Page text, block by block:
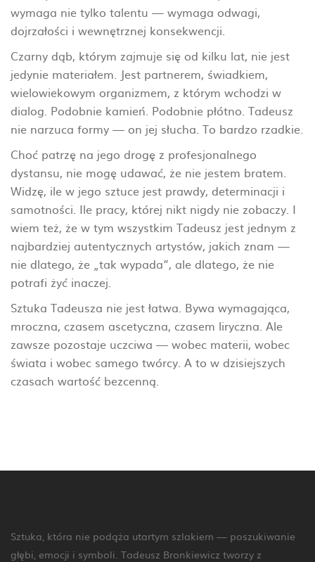
wymaga nie tylko talentu — wymaga odwagi,
dojrzałości i wewnętrznej konsekwencji.
Czarny dąb, którym zajmuje się od kilku lat, nie jest
jedynie materiałem. Jest partnerem, świadkiem,
wielowiekowym organizmem, z którym wchodzi w
dialog. Podobnie kamień. Podobnie płótno. Tadeusz
nie narzuca formy — on jej słucha. To bardzo rzadkie.
Choć patrzę na jego drogę z profesjonalnego
dystansu, nie mogę udawać, że nie jestem bratem.
Widzę, ile w jego sztuce jest prawdy, determinacji i
samotności. Ile pracy, której nikt nigdy nie zobaczy. I
wiem też, że w tym wszystkim Tadeusz jest jednym z
najbardziej autentycznych artystów, jakich znam —
nie dlatego, że „tak wypada”, ale dlatego, że nie
potrafi żyć inaczej.
Sztuka Tadeusza nie jest łatwa. Bywa wymagająca,
mroczna, czasem ascetyczna, czasem liryczna. Ale
zawsze pozostaje uczciwa — wobec materii, wobec
świata i wobec samego twórcy. A to w dzisiejszych
czasach wartość bezcenną.
Sztuka, która nie podąża utartym szlakiem — poszukiwanie
głębi, emocji i symboli. Tadeusz Bronkiewicz tworzy z